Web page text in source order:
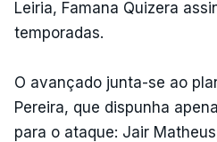
Leiria, Famana Quizera
temporadas.
O avançado junta-se ao
Pereira, que dispunha
para o ataque: Jair